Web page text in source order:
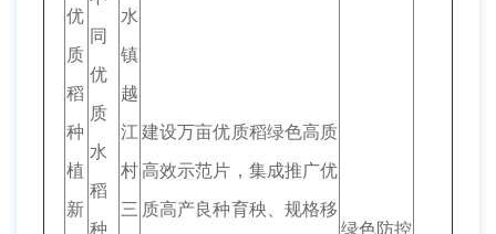
优
质
稻
种
植
新
同
优
质
水
稻
种
水
镇
越
江
村
三
建设万亩优质稻绿色高质
高效示范片，集成推广优
质高产良种育秧、规格移
绿色防控